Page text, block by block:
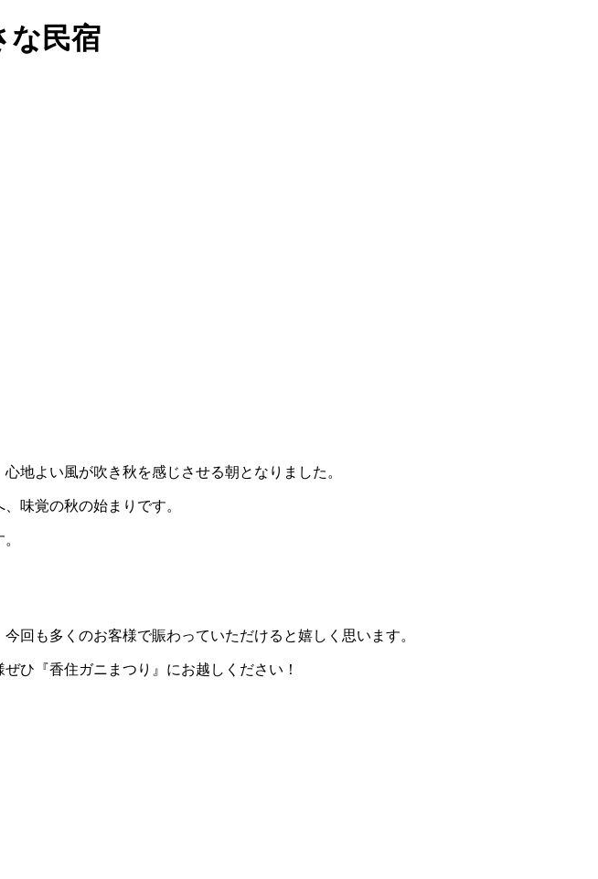
な民宿
地よい風が吹き秋を感じさせる朝となりました。
味覚の秋の始まりです。
回も多くのお客様で賑わっていただけると嬉しく思います。
ひ『香住ガニまつり』にお越しください！